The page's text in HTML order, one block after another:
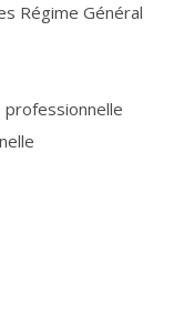
Régime Général